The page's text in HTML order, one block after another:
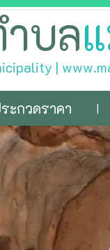
บล
|
ะกวดราคา |